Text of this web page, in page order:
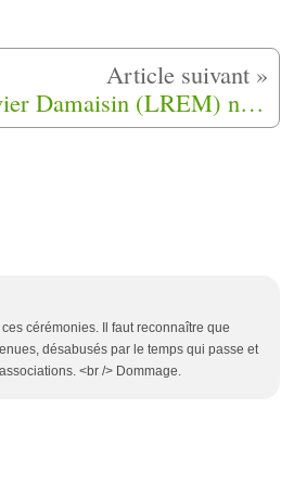
Olivier Damaisin (LREM) nommé rapporteur sur les retraites et le projet de loi sur les harkis
cérémonies. Il faut reconnaître que
désabusés par le temps qui passe et
<br /> Dommage.